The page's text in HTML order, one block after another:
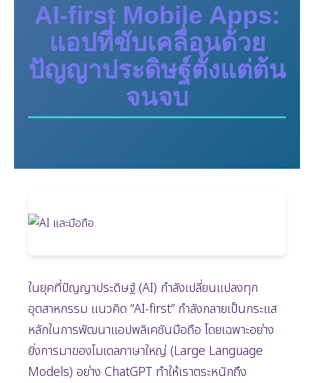
AI-first Mobile Apps:
แอปที่ขับเคลื่อนด้วย
ปัญญาประดิษฐ์ตั้งแต่ต้น
จนจบ
ในยุคที่ปัญญาประดิษฐ์ (AI) กำลังเปลี่ยนแปลงทุก
อุตสาหกรรม แนวคิด “AI-first” กำลังกลายเป็นกระแส
หลักในการพัฒนาแอปพลิเคชันมือถือ โดยเฉพาะอย่าง
ยิ่งการมาของโมเดลภาษาใหญ่ (Large Language
Models) อย่าง ChatGPT ทำให้เราตระหนักถึง